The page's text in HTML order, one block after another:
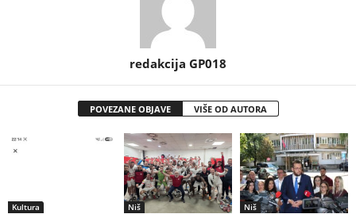
redakcija GP018
POVEZANE OBJAVE VIŠE OD AUTORA
Kultura Niš Niš